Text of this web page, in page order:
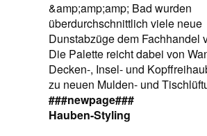
&amp;amp;amp; Bad wurden
überdurchschnittlich viele neue
Dunstabzüge dem Fachhandel
Die Palette reicht dabei von
Decken-, Insel- und
zu neuen Mulden- und
###newpage###
Hauben-Styling